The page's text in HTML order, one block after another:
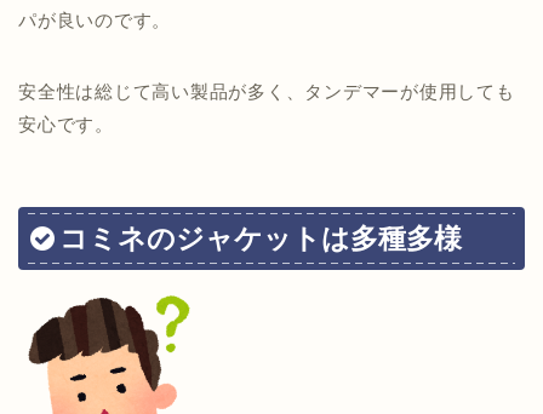
パが良いのです。
安全性は総じて高い製品が多く、タンデマーが使用しても
安心です。
コミネのジャケットは多種多様